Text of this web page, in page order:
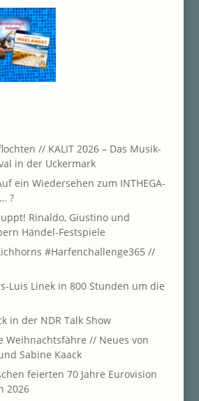
// KALIT 2026 – Das Musik-
in der Uckermark
ein Wiedersehen zum INTHEGA-
?
Rinaldo, Giustino und
Händel-Festspiele
#Harfenchallenge365 //
Luis Linek in 800 Stunden um die
in der NDR Talk Show
Weihnachtsfähre // Neues von
Sabine Kaack
feierten 70 Jahre Eurovision
2026